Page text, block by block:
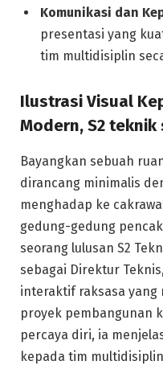
Komunikasi dan
presentasi yang
tim multidisiplin
Ilustrasi Visual
Modern, S2 teknik
Bayangkan sebuah
dirancang minimalis
menghadap ke
gedung-gedung
seorang lulusan S2
sebagai Direktur
interaktif raksasa yang
proyek pembangunan
percaya diri, ia
kepada tim